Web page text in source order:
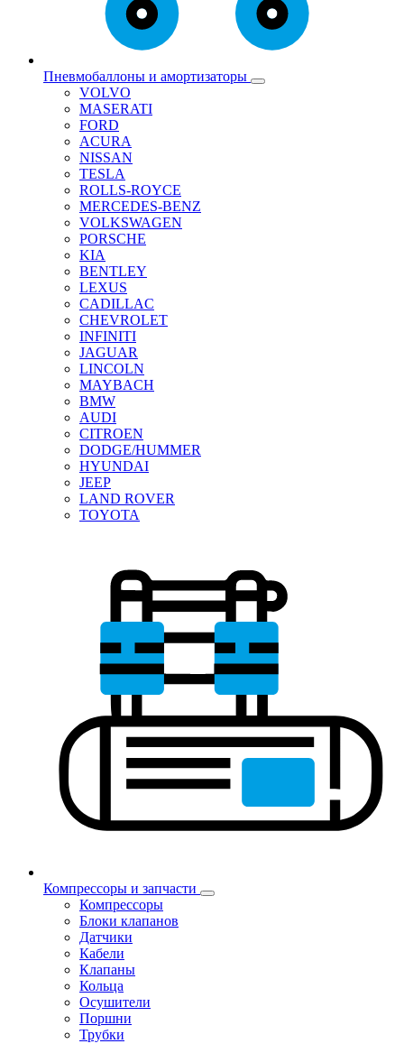
Пневмобаллоны и амортизаторы
VOLVO
MASERATI
FORD
ACURA
NISSAN
TESLA
ROLLS-ROYCE
MERCEDES-BENZ
VOLKSWAGEN
PORSCHE
KIA
BENTLEY
LEXUS
CADILLAC
CHEVROLET
INFINITI
JAGUAR
LINCOLN
MAYBACH
BMW
AUDI
CITROEN
DODGE/HUMMER
HYUNDAI
JEEP
LAND ROVER
TOYOTA
Компрессоры и запчасти
Компрессоры
Блоки клапанов
Датчики
Кабели
Клапаны
Кольца
Осушители
Поршни
Трубки